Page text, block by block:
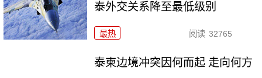
泰外交关系降至最低级别
最热 阅读 32765
泰柬边境冲突因何而起 走向何方